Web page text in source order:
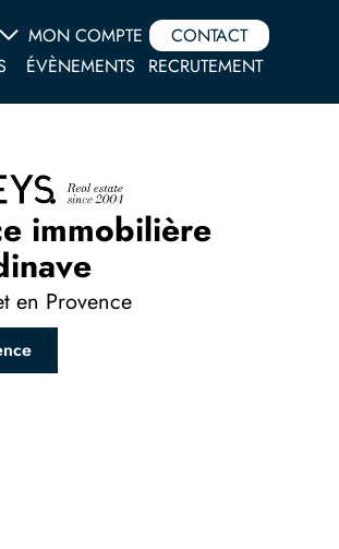
MON COMPTE
CONTACT
ÉVÈNEMENTS RECRUTEMENT
immobilière
en Provence